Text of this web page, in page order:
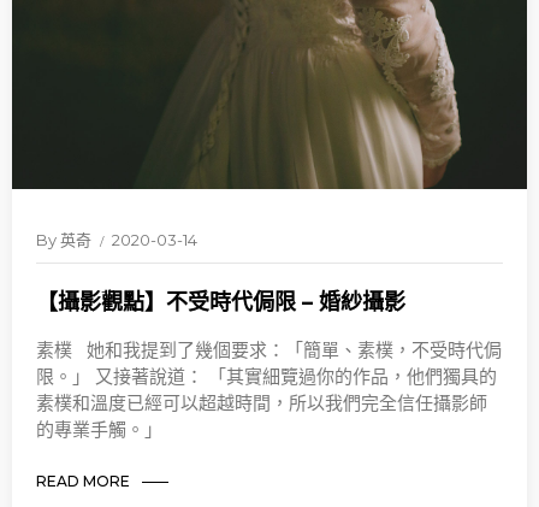
By英奇 2020-03-14
【攝影觀點】不受時代侷限 – 婚紗攝影
素樸 她和我提到了幾個要求：「簡單、素樸，不受時代侷
限。」 又接著說道： 「其實細覽過你的作品，他們獨具的
素樸和溫度已經可以超越時間，所以我們完全信任攝影師
的專業手觸。」
READ MORE